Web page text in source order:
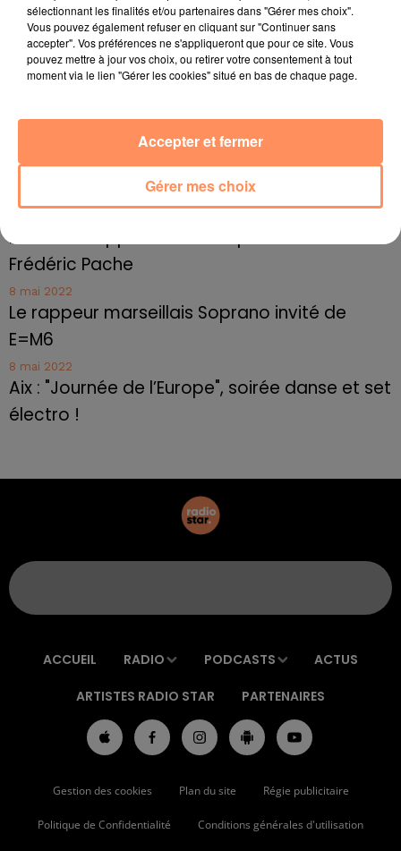
relation extras et...
27 juin 2022
Le cocholed pour jouer à la pétanque
10 mai 2022
Toulon : des quais électrifiés pour 2023 !
10 mai 2022
Cassis organise sa traditionnelle "Fête du vin"
Marseille : appel à témoins pour retrouver
Frédéric Pache
8 mai 2022
Le rappeur marseillais Soprano invité de
E=M6
8 mai 2022
Aix : "Journée de l’Europe", soirée danse et set
électro !
ACCUEIL RADIO PODCASTS ACTUS
ARTISTES RADIO STAR PARTENAIRES
Gestion des cookies Plan du site Régie publicitaire
Politique de Confidentialité Conditions générales d'utilisation
sélectionnant les finalités et/ou partenaires dans "Gérer mes choix".
Vous pouvez également refuser en cliquant sur "Continuer sans
accepter". Vos préférences ne s'appliqueront que pour ce site. Vous
pouvez mettre à jour vos choix, ou retirer votre consentement à tout
moment via le lien "Gérer les cookies" situé en bas de chaque page.
Gérer mes choix
Accepter et fermer